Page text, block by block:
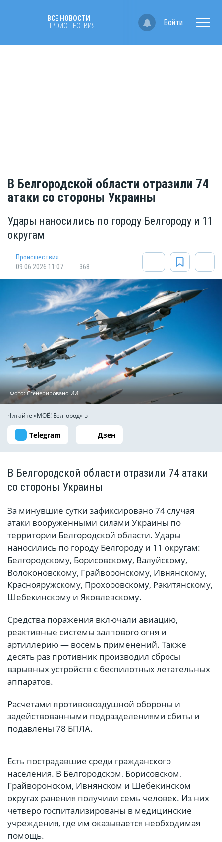
ВСЕ НОВОСТИ
ПРОИСШЕСТВИЯ
Войти
В Белгородской области отразили 74
атаки со стороны Украины
Удары наносились по городу Белгороду и 11
округам
Происшествия
09.06.2026 11:07
368
Фото: Сгенерировано ИИ
Читайте «МОЁ! Белгород» в
Telegram Дзен
В Белгородской области отразили 74 атаки
со стороны Украины
За минувшие сутки зафиксировано 74 случая
атаки вооруженными силами Украины по
территории Белгородской области. Удары
наносились по городу Белгороду и 11 округам:
Белгородскому, Борисовскому, Валуйскому,
Волоконовскому, Грайворонскому, Ивнянскому,
Краснояружскому, Прохоровскому, Ракитянскому,
Шебекинскому и Яковлевскому.
Средства поражения включали авиацию,
реактивные системы залпового огня и
артиллерию — восемь применений. Также
десять раз противник производил сбросы
взрывных устройств с беспилотных летательных
аппаратов.
Расчетами противовоздушной обороны и
задействованными подразделениями сбиты и
подавлены 78 БПЛА.
Есть пострадавшие среди гражданского
населения. В Белгородском, Борисовском,
Грайворонском, Ивнянском и Шебекинском
округах ранения получили семь человек. Из них
четверо госпитализированы в медицинские
учреждения, где им оказывается необходимая
помощь.